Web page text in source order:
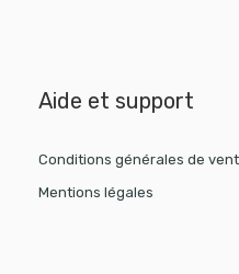
Aide et support
Conditions générales de
Mentions légales